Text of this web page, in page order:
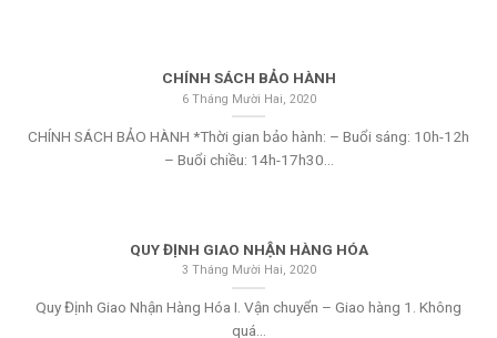
CHÍNH SÁCH BẢO HÀNH
6 Tháng Mười Hai, 2020
CHÍNH SÁCH BẢO HÀNH *Thời gian bảo hành: – Buổi sáng: 10h-12h
– Buổi chiều: 14h-17h30...
QUY ĐỊNH GIAO NHẬN HÀNG HÓA
3 Tháng Mười Hai, 2020
Quy Định Giao Nhận Hàng Hóa I. Vận chuyển – Giao hàng 1. Không
quá...